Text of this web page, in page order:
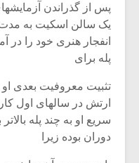
پس از گذراندن
انفجار هنری خود را در
پله برای
تثبیت معروفیت بعدی
ارتش در سالهای اول
سریع او به چند پله
دوران بوده زیرا